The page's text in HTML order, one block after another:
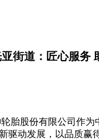
街道：匠心服务
胎股份有限公司作为
驱动发展，以品质赢